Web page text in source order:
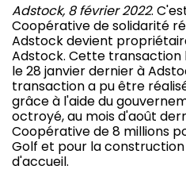
Adstock, 8 février 2022.
Coopérative de solidarité
Adstock devient
Adstock. Cette transaction
le 28 janvier dernier à
transaction a pu être
grâce à l'aide du
octroyé, au mois d'août
Coopérative de 8 millions
Golf et pour la
d'accueil.